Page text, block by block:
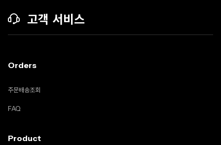
고객 서비스
Orders
주문배송조회
FAQ
Product